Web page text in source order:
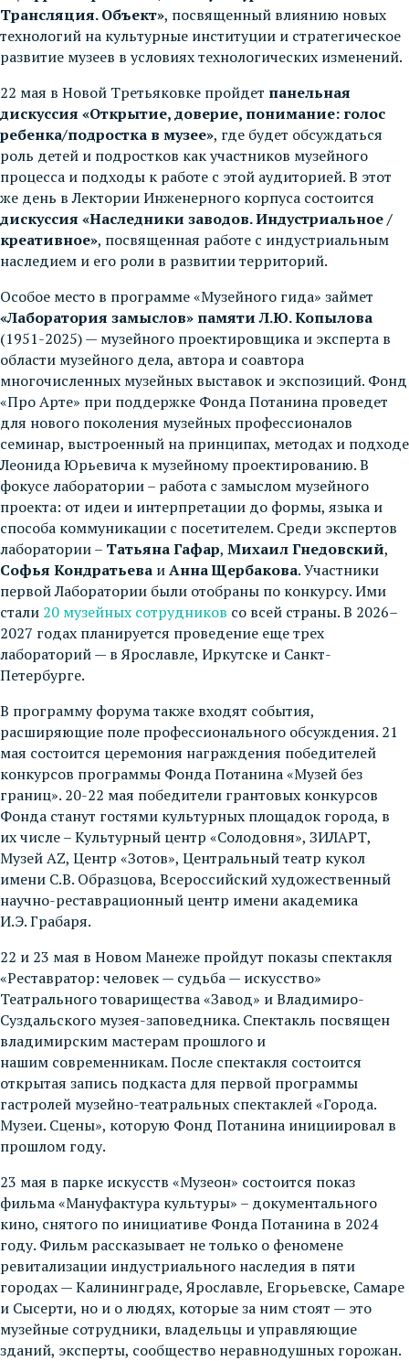
Трансляция. Объект», посвященный влиянию новых
технологий на культурные институции и стратегическое
развитие музеев в условиях технологических изменений.
22 мая в Новой Третьяковке пройдет панельная
дискуссия «Открытие, доверие, понимание: голос
ребенка/подростка в музее», где будет обсуждаться
роль детей и подростков как участников музейного
процесса и подходы к работе с этой аудиторией. В этот
же день в Лектории Инженерного корпуса состоится
дискуссия «Наследники заводов. Индустриальное /
креативное», посвященная работе с индустриальным
наследием и его роли в развитии территорий.
Особое место в программе «Музейного гида» займет
«Лаборатория замыслов» памяти Л.Ю. Копылова
(1951-2025) — музейного проектировщика и эксперта в
области музейного дела, автора и соавтора
многочисленных музейных выставок и экспозиций. Фонд
«Про Арте» при поддержке Фонда Потанина проведет
для нового поколения музейных профессионалов
семинар, выстроенный на принципах, методах и подходе
Леонида Юрьевича к музейному проектированию. В
фокусе лаборатории – работа с замыслом музейного
проекта: от идеи и интерпретации до формы, языка и
способа коммуникации с посетителем. Среди экспертов
лаборатории – Татьяна Гафар, Михаил Гнедовский,
Софья Кондратьева иАнна Щербакова. Участники
первой Лаборатории были отобраны по конкурсу. Ими
стали 20 музейных сотрудников со всей страны. В 2026–
2027 годах планируется проведение еще трех
лабораторий — в Ярославле, Иркутске и Санкт-
Петербурге.
В программу форума также входят события,
расширяющие поле профессионального обсуждения. 21
мая состоится церемония награждения победителей
конкурсов программы Фонда Потанина «Музей без
границ». 20-22 мая победители грантовых конкурсов
Фонда станут гостями культурных площадок города, в
их числе – Культурный центр «Солодовня», ЗИЛАРТ,
Музей AZ, Центр «Зотов», Центральный театр кукол
имени С.В. Образцова, Всероссийский художественный
научно-реставрационный центр имени академика
И.Э. Грабаря.
22 и 23 мая в Новом Манеже пройдут показы спектакля
«Реставратор: человек — судьба — искусство»
Театрального товарищества «Завод» и Владимиро-
Суздальского музея-заповедника. Спектакль посвящен
владимирским мастерам прошлого и
нашим современникам. После спектакля состоится
открытая запись подкаста для первой программы
гастролей музейно-театральных спектаклей «Города.
Музеи. Сцены», которую Фонд Потанина инициировал в
прошлом году.
23 мая в парке искусств «Музеон» состоится показ
фильма «Мануфактура культуры» – документального
кино, снятого по инициативе Фонда Потанина в 2024
году. Фильм рассказывает не только о феномене
ревитализации индустриального наследия в пяти
городах — Калининграде, Ярославле, Егорьевске, Самаре
и Сысерти, но и о людях, которые за ним стоят — это
музейные сотрудники, владельцы и управляющие
зданий, эксперты, сообщество неравнодушных горожан.